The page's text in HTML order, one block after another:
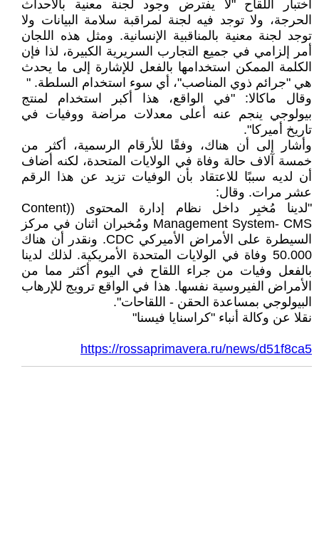
اختبار اللقاح "لا يفترض وجود لجنة معنية بالأحداث
الحرجة، ولا توجد فيه لجنة لمراقبة سلامة البيانات ولا
توجد لجنة معنية بالمناقبية الإنسانية. ومثل هذه اللجان
أمر إلزامي في جميع التجارب السريرية الكبيرة، لذا فإن
الكلمة الممكن استخدامها بالفعل للإشارة إلى ما يحدث
هي "جرائم ذوي المناصب"، أي سوء استخدام السلطة. "
وقال ماكالا: "في الواقع، هذا أكبر استخدام لمنتج
بيولوجي ينجم عنه أعلى معدلات مراضة ووفيات في
تاريخ أميركا".
وأشار إلى أن هناك، وفقًا للأرقام الرسمية، أكثر من
خمسة آلاف حالة وفاة في الولايات المتحدة، لكنه أضاف
أن لديه سببًا للاعتقاد بأن الوفيات تزيد عن هذا الرقم
عشر مرات. وقال:
"لدينا مُخبِر داخل نظام إدارة المحتوى ((Content
Management System- CMS ومُخبران اثنان في مركز
السيطرة على الأمراض الأميركي CDC. ونقدر أن هناك
50.000 وفاة في الولايات المتحدة الأمريكية. لذلك لدينا
بالفعل وفيات من جراء اللقاح في اليوم أكثر مما من
الأمراض الفيروسية نفسها. هذا في الواقع ترويج للإرهاب
البيولوجي بمساعدة الحقن - اللقاحات".
نقلا عن وكالة أنباء "كراسنايا فيسنا"
https://rossaprimavera.ru/news/d51f8ca5